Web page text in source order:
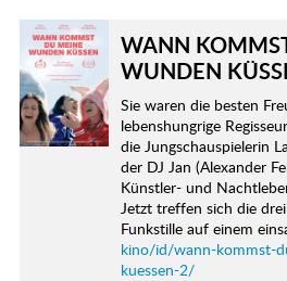
WANN
WUNDEN
Sie waren die besten
lebenshungrige
die Jungschauspielerin
der DJ Jan (Alexander
Künstler- und
Jetzt treffen sich die
Funkstille auf einem
kino/id/wann-kommst-
kuessen-2/